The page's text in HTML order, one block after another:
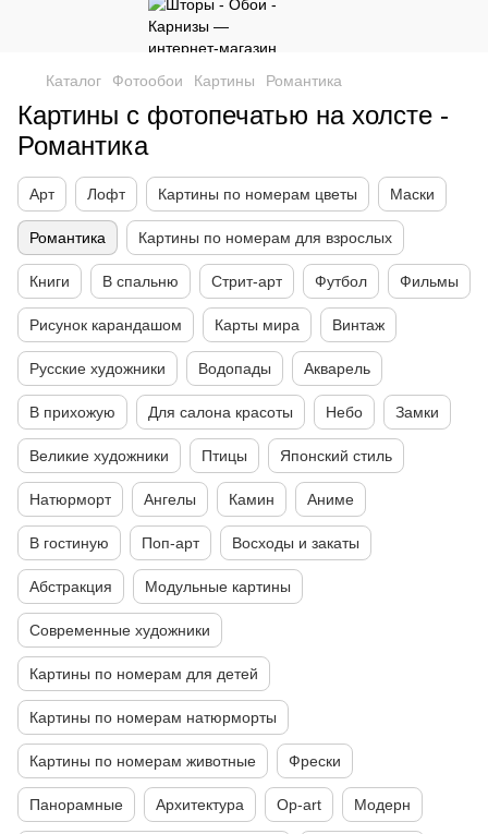
Каталог Фотообои Картины Романтика
Картины с фотопечатью на холсте -
Романтика
Арт Лофт Картины по номерам цветы Маски
Романтика Картины по номерам для взрослых
Книги В спальню Стрит-арт Футбол Фильмы
Рисунок карандашом Карты мира Винтаж
Русские художники Водопады Акварель
В прихожую Для салона красоты Небо Замки
Великие художники Птицы Японский стиль
Натюрморт Ангелы Камин Аниме
В гостиную Поп-арт Восходы и закаты
Абстракция Модульные картины
Современные художники
Картины по номерам для детей
Картины по номерам натюрморты
Картины по номерам животные Фрески
Панорамные Архитектура Op-art Модерн